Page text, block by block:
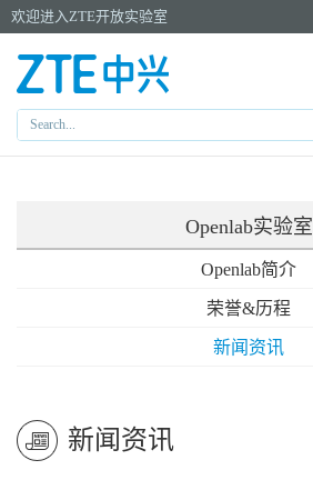
欢迎进入ZTE开放实验室
Openlab实验室
Openlab简介
荣誉&历程
新闻资讯
新闻资讯